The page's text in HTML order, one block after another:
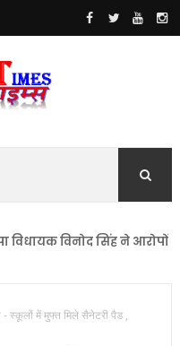
विनोद सिंह ने आरोपों को
- स्कूलों में मुफ्त मिले सैनेटरी पैड ,